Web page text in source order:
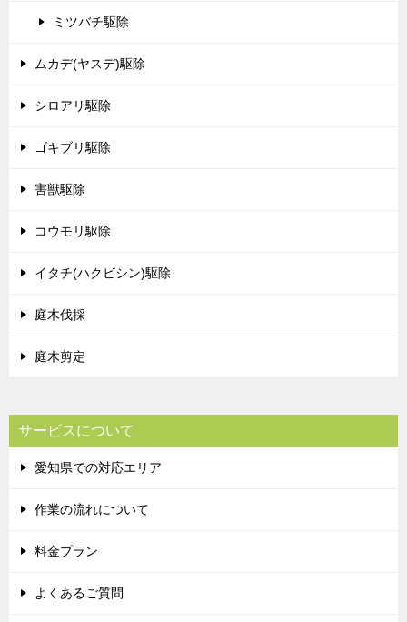
ミツバチ駆除
ムカデ(ヤスデ)駆除
シロアリ駆除
ゴキブリ駆除
害獣駆除
コウモリ駆除
イタチ(ハクビシン)駆除
庭木伐採
庭木剪定
サービスについて
愛知県での対応エリア
作業の流れについて
料金プラン
よくあるご質問